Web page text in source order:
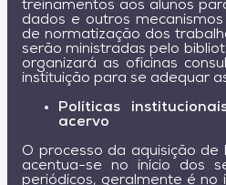
treinamentos aos alunos
dados e outros
de normatização dos
serão ministradas pelo
organizará as oficinas
instituição para se adequar
Políticas
acervo
O processo da aquisição de
acentua-se no início dos
periódicos, geralmente é no